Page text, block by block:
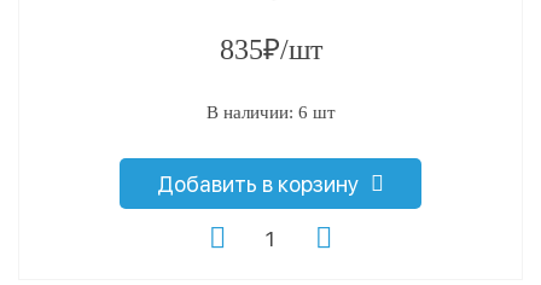
835₽/шт
В наличии: 6 шт
Добавить в корзину